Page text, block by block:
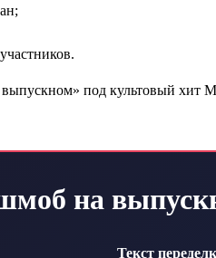
под культовый
на
Текст